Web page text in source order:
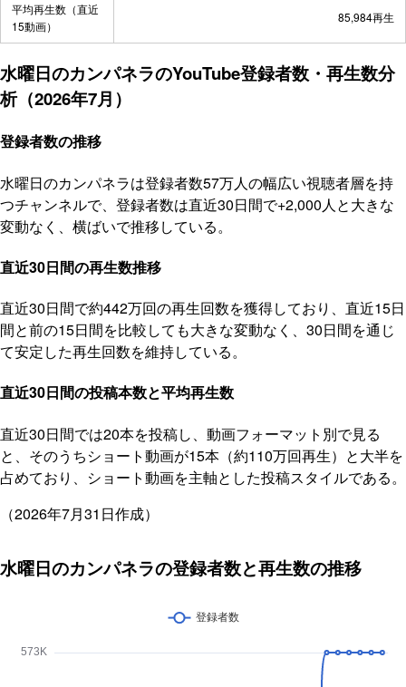
平均再生数（直近
15動画）
85,984再生
水曜日のカンパネラのYouTube登録者数・再生数分
析（2026年7月）
登録者数の推移
水曜日のカンパネラは登録者数57万人の幅広い視聴者層を持
つチャンネルで、登録者数は直近30日間で+2,000人と大きな
変動なく、横ばいで推移している。
直近30日間の再生数推移
直近30日間で約442万回の再生回数を獲得しており、直近15日
間と前の15日間を比較しても大きな変動なく、30日間を通じ
て安定した再生回数を維持している。
直近30日間の投稿本数と平均再生数
直近30日間では20本を投稿し、動画フォーマット別で見る
と、そのうちショート動画が15本（約110万回再生）と大半を
占めており、ショート動画を主軸とした投稿スタイルである。
（2026年7月31日作成）
水曜日のカンパネラの登録者数と再生数の推移